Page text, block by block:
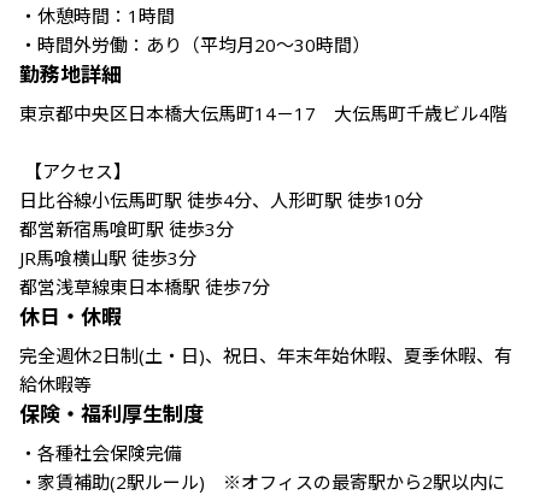
・休憩時間：1時間
・時間外労働：あり（平均月20〜30時間）
勤務地詳細
東京都中央区日本橋大伝馬町14－17　大伝馬町千歳ビル4階
日比谷線小伝馬町駅 徒歩4分、人形町駅 徒歩10分
都営新宿馬喰町駅 徒歩3分
JR馬喰横山駅 徒歩3分
都営浅草線東日本橋駅 徒歩7分
休日・休暇
完全週休2日制(土・日)、祝日、年末年始休暇、夏季休暇、有
給休暇等
保険・福利厚生制度
・各種社会保険完備
・家賃補助(2駅ルール)　※オフィスの最寄駅から2駅以内に